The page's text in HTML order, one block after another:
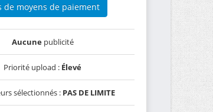
de moyens de paiement
Aucunepublicité
Priorité upload : Élevé
sélectionnés : PAS DE LIMITE